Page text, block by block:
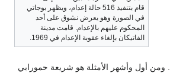
قام بتنفيذ 516 حالة إعدام، ويظهر بوجاتي
في الصورة وهو يعرض نشوق على أحد
المحكوم عليهم بالإعدام. قامت مدينة
الفاتيكان بإلغاء عقوبة الإعدام في 1969.
ومن أول وأشهر الأمثلة هو شريعة حمورابي